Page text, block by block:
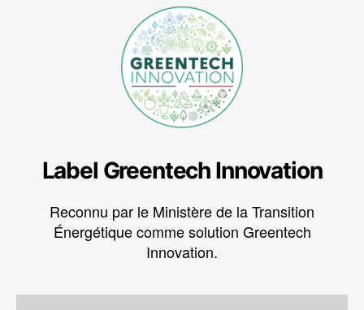
Label Greentech Innovation
Reconnu par le Ministère de la Transition
Énergétique comme solution Greentech
Innovation.